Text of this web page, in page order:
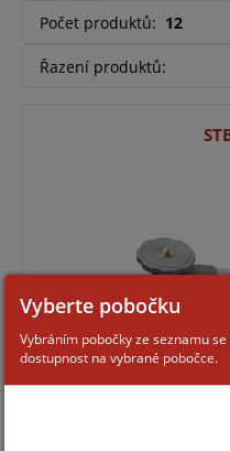
Počet produktů: 12
Řazení produktů:
Vyberte pobočku
Vybráním pobočky ze seznamu
dostupnost na vybrané pobočce.